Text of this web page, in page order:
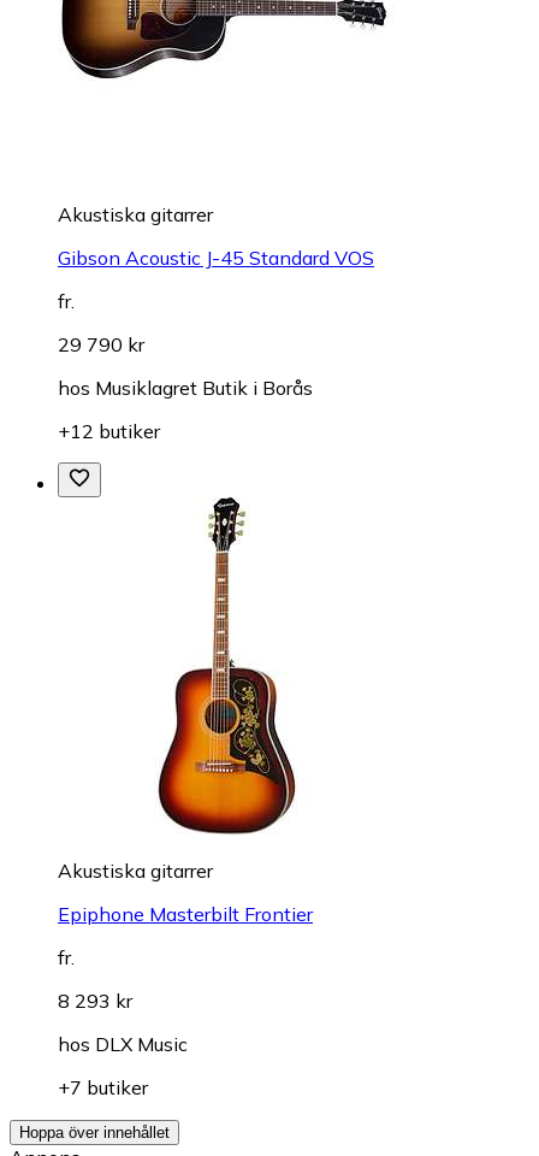
Akustiska gitarrer
Gibson Acoustic J-45 Standard VOS
fr.
29 790 kr
hos Musiklagret Butik i Borås
+12 butiker
Akustiska gitarrer
Epiphone Masterbilt Frontier
fr.
8 293 kr
hos DLX Music
+7 butiker
Hoppa över innehållet